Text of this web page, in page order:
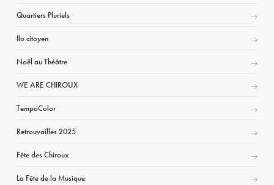
Quartiers Pluriels
Ilo citoyen
Noël au Théâtre
WE ARE CHIROUX
TempoColor
Retrouvailles 2025
Fête des Chiroux
La Fête de la Musique